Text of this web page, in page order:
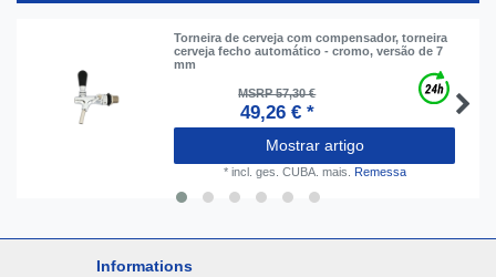
Torneira de cerveja com compensador, torneira
cerveja fecho automático - cromo, versão de 7
mm
MSRP 57,30 €
49,26 € *
Mostrar artigo
* incl. ges. CUBA. mais. Remessa
Informations